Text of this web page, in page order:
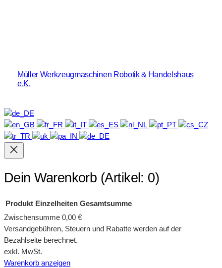
Müller Werkzeugmaschinen Robotik & Handelshaus
e.K.
Dein Warenkorb (Artikel: 0)
Produkte
im
Warenkorb
Produkt Einzelheiten Gesamtsumme
Zwischensumme 0,00 €
Versandgebühren, Steuern und Rabatte werden auf der
Bezahlseite berechnet.
exkl. MwSt.
Warenkorb anzeigen